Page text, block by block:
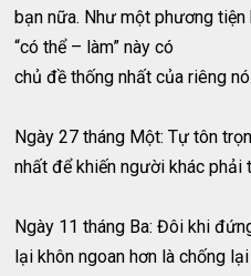
bạn nữa. Như một phương
“có thể – làm” này có
chủ đề thống nhất của riêng nó.
Ngày 27 tháng Một: Tự tôn
nhất để khiến người khác phải
Ngày 11 tháng Ba: Đôi khi
lại khôn ngoan hơn là chống lại